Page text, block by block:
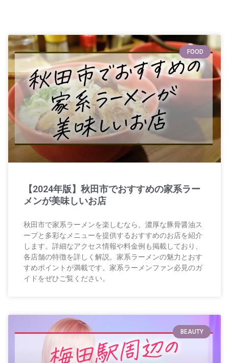
FOOD
【2024年版】秋田市でおすすめの家系ラー
メンが美味しいお店
秋田市で家系ラーメンを楽しむなら、濃厚な豚骨醤油ス
ープと多彩なメニューを提供するおすすめのお店を紹介
します。詳細なアクセス情報や料金例も掲載しており、
各店舗の特徴を詳しく解説。家系ラーメンの魅力とおす
すめポイントが満載です。家系ラーメンファン必見のガ
イドをぜひご覧ください。
BEAUTY